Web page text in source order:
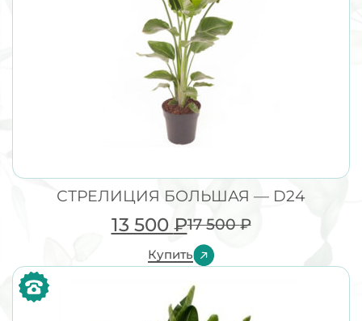
СТРЕЛИЦИЯ БОЛЬШАЯ — D24
17 500₽
13 500 ₽
Купить